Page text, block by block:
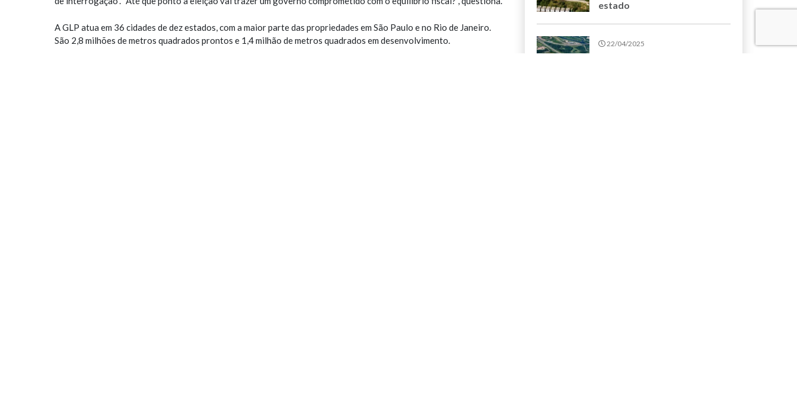
A GLP atua em 36 cidades de dez estados, com a maior parte das propriedades em São Paulo e no Rio de Janeiro.
São 2,8 milhões de metros quadrados prontos e 1,4 milhão de metros quadrados em desenvolvimento.
estado
22/04/2025